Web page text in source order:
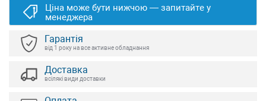
Ціна може бути нижчою — запитайте у
менеджера
Гарантія
від 1 року на все активне обладнання
Доставка
всілякі види доставки